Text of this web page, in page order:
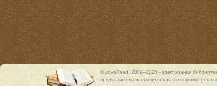
© LoveRead, 2009–2026 - электронная
представлены исключительно в